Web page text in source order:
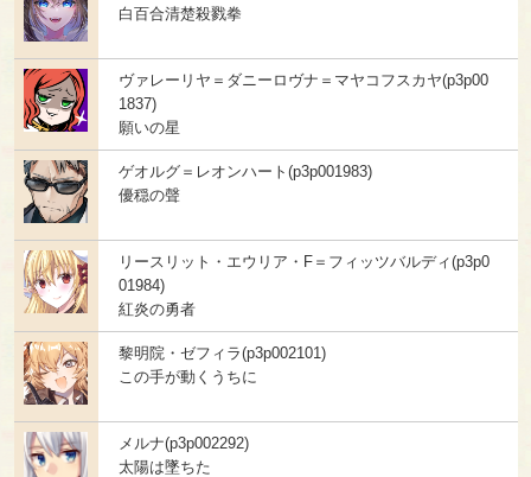
白百合清楚殺戮拳
ヴァレーリヤ＝ダニーロヴナ＝マヤコフスカヤ(p3p00
1837)
願いの星
ゲオルグ＝レオンハート(p3p001983)
優穏の聲
リースリット・エウリア・F＝フィッツバルディ(p3p0
01984)
紅炎の勇者
黎明院・ゼフィラ(p3p002101)
この手が動くうちに
メルナ(p3p002292)
太陽は墜ちた